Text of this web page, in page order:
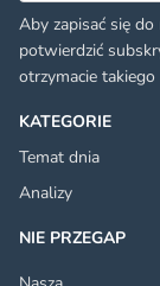
KATEGORIE
Temat dnia
Analizy
NIE PRZEGAP
Aby zapisać się
potwierdzić
otrzymacie